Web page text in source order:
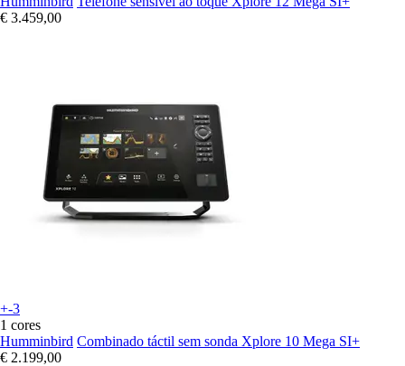
€ 3.459,00
+-3
1 cores
Humminbird Combinado táctil sem sonda Xplore 10 Mega SI+
€ 2.199,00